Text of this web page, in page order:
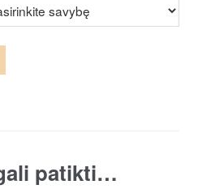
patikti…